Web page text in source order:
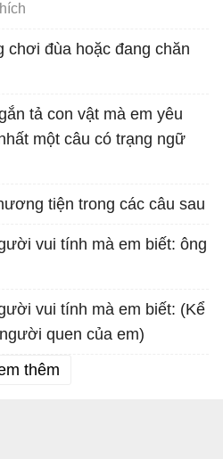
chơi đùa hoặc đang chăn
tả con vật mà em yêu
một câu có trạng ngữ
tiện trong các câu sau
vui tính mà em biết: ông
vui tính mà em biết: (Kể
quen của em)
thêm